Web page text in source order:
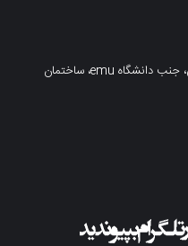
قبرس شمالی، فاماگوستا، خیابان سالامیس، جنب دانشگاه emu، ساختمان